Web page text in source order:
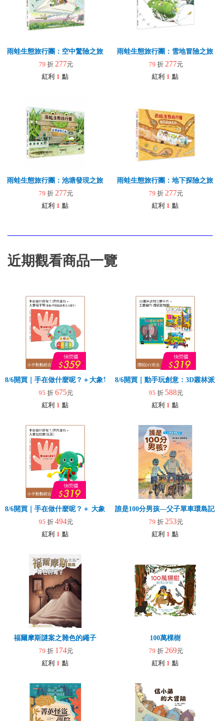
雨蛙生態旅行團：空中驚險之旅
79 折 277元
紅利 1 點
雨蛙生態旅行團：雪地冒險之旅
79 折 277元
紅利 1 點
雨蛙生態旅行團：池塘發現之旅
79 折 277元
紅利 1 點
雨蛙生態旅行團：地下探險之旅
79 折 277元
紅利 1 點
近期觀看商品一覽
8/6開買｜手在做什麼呢？＋大象電子琴
95 折 675元
紅利 1 點
8/6開買｜動手玩創意：3D叢林派
95 折 588元
紅利 1 點
8/6開買｜手在做什麼呢？＋ 大象拉拉樂(玩具)
95 折 494元
紅利 1 點
誰是100分男孩—父子單車環島記
79 折 253元
紅利 1 點
福爾摩斯謎案之雜色的繩子
79 折 174元
紅利 1 點
100萬棵樹
79 折 269元
紅利 1 點